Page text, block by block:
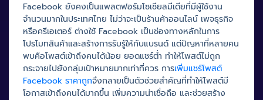
Facebook ยังคงเป็นแพลตฟอร์มโซเชียลมีเดียที่มีผู้ใช้งาน
จำนวนมากในประเทศไทย ไม่ว่าจะเป็นร้านค้าออนไลน์ เพจธุรกิจ
หรือครีเอเตอร์ ต่างใช้ Facebook เป็นช่องทางหลักในการ
โปรโมทสินค้าและสร้างการรับรู้ให้กับแบรนด์ แต่ปัญหาที่หลายคน
พบคือโพสต์เข้าถึงคนได้น้อย ยอดแชร์ต่ำ ทำให้โพสต์ไม่ถูก
กระจายไปยังกลุ่มเป้าหมายมากเท่าที่ควร การเพิ่มแชร์โพสต์
Facebook ราคาถูกจึงกลายเป็นตัวช่วยสำคัญที่ทำให้โพสต์มี
โอกาสเข้าถึงคนได้มากขึ้น เพิ่มความน่าเชื่อถือ และช่วยสร้าง